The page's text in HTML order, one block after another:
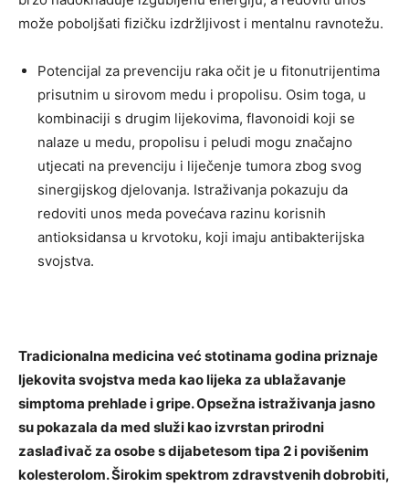
može poboljšati fizičku izdržljivost i mentalnu ravnotežu.
Potencijal za prevenciju raka očit je u fitonutrijentima
prisutnim u sirovom medu i propolisu. Osim toga, u
kombinaciji s drugim lijekovima, flavonoidi koji se
nalaze u medu, propolisu i peludi mogu značajno
utjecati na prevenciju i liječenje tumora zbog svog
sinergijskog djelovanja. Istraživanja pokazuju da
redoviti unos meda povećava razinu korisnih
antioksidansa u krvotoku, koji imaju antibakterijska
svojstva.
Tradicionalna medicina već stotinama godina priznaje
ljekovita svojstva meda kao lijeka za ublažavanje
simptoma prehlade i gripe. Opsežna istraživanja jasno
su pokazala da med služi kao izvrstan prirodni
zaslađivač za osobe s dijabetesom tipa 2 i povišenim
kolesterolom. Širokim spektrom zdravstvenih dobrobiti,